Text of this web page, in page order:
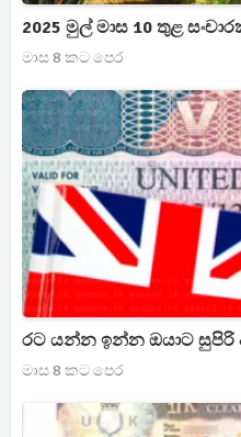
2025 මුල් මාස 10 තුළ
මාස 8 කට පෙර
රට යන්න ඉන්න ඔයාට
මාස 8 කට පෙර